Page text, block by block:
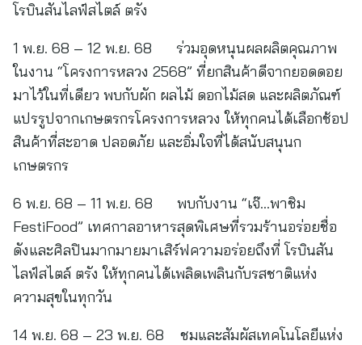
โรบินสันไลฟ์สไตล์ ตรัง
1 พ.ย. 68 – 12 พ.ย. 68 ร่วมอุดหนุนผลผลิตคุณภาพ
ในงาน “โครงการหลวง 2568” ที่ยกสินค้าดีจากยอดดอย
มาไว้ในที่เดียว พบกับผัก ผลไม้ ดอกไม้สด และผลิตภัณฑ์
แปรรูปจากเกษตรกรโครงการหลวง ให้ทุกคนได้เลือกช้อป
สินค้าที่สะอาด ปลอดภัย และอิ่มใจที่ได้สนับสนุนก
เกษตรกร
6 พ.ย. 68 – 11 พ.ย. 68 พบกับงาน “เจ๊…พาชิม
FestiFood” เทศกาลอาหารสุดพิเศษที่รวมร้านอร่อยชื่อ
ดังและศิลปินมากมายมาเสิร์ฟความอร่อยถึงที่ โรบินสัน
ไลฟ์สไตล์ ตรัง ให้ทุกคนได้เพลิดเพลินกับรสชาติแห่ง
ความสุขในทุกวัน
14 พ.ย. 68 – 23 พ.ย. 68 ชมและสัมผัสเทคโนโลยีแห่ง